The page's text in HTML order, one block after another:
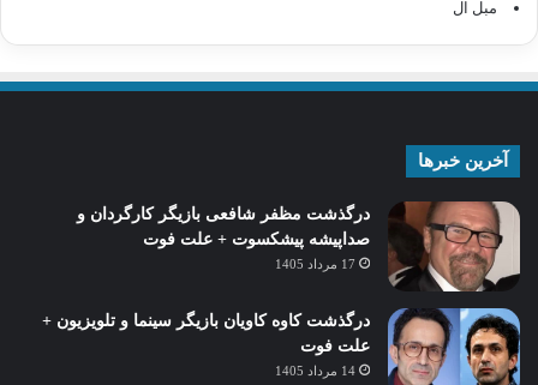
مبل ال
آخرین خبرها
درگذشت مظفر شافعی بازیگر کارگردان و
صداپیشه پیشکسوت + علت فوت
17 مرداد 1405
درگذشت کاوه کاویان بازیگر سینما و تلویزیون +
علت فوت
14 مرداد 1405